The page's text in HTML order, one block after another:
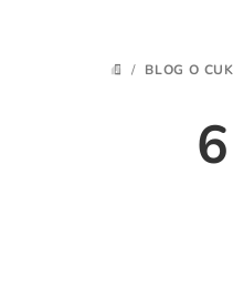
DOMŮ
/ BLOG O